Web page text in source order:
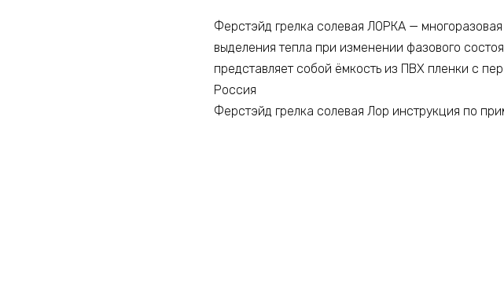
Ферстэйд грелка солевая ЛОРКА —
выделения тепла при изменении фазового
представляет собой ёмкость из ПВХ пленки с
Россия
Ферстэйд грелка солевая Лор инструкция по